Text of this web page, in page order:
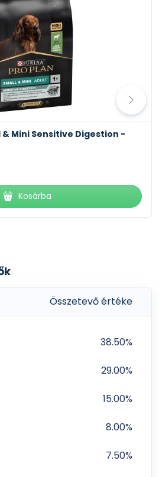
& Mini Sensitive Digestion -
Kosárba
Összetevő értéke
38.50%
29.00%
15.00%
8.00%
7.50%